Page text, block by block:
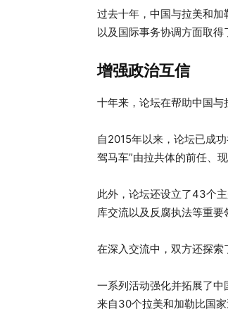
过去十年，中国与拉美和
以及国际事务协调方面取得
增强政治互信
十年来，论坛在帮助中国与
自2015年以来，论坛已成
驾马车”由拉共体的前任、
此外，论坛还设立了43个
库交流以及反腐执法等重要
在深入交流中，双方还探索
一系列活动强化并拓展了
来自30个拉美和加勒比国家